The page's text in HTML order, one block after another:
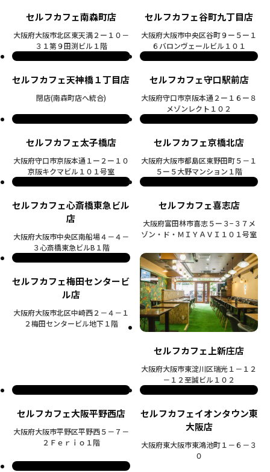
セルフカフェ南森町店
大阪府大阪市北区東天満２ー１０－
３１第９田渕ビル１階
セルフカフェ谷町九丁目店
大阪府大阪市中央区谷町９ー５ー１
６バロンヴェールビル１０１
セルフカフェ天神橋１丁目店
閉店(南森町店へ統合)
セルフカフェ守口駅前店
大阪府守口市京阪本通２ー１６ー８
メゾンレクト１０２
セルフカフェ太子橋店
大阪府守口市京阪本通１ー２ー１０
京阪キクマビル１０１号室
セルフカフェ京橋北店
大阪府大阪市都島区東野田町５－１
５ー５大野マンション１階
セルフカフェ心斎橋東急ビル
店
大阪府大阪市中央区南船場４－４－
３心斎橋東急ビルB１階
セルフカフェ喜志店
大阪府富田林市喜志５ー３−３７メ
ゾン・ド・ＭＩＹＡＶＩ１０１号室
セルフカフェ梅田センタービ
ル店
大阪府大阪市北区中崎西２－４－１
２梅田センタービル地下１階
セルフカフェ上新庄店
大阪府大阪市東淀川区瑞光１－１２
－１２至誠ビル１０２
セルフカフェ大阪平野西店
大阪府大阪市平野区平野西５－７－
２Ｆｅｒｉｏ１階
セルフカフェイオンタウン東
大阪店
大阪府東大阪市東鴻池町１－６－３
０